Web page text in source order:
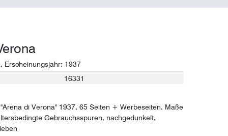
, Erscheinungsjahr: 1937
16331
di Verona" 1937, 65 Seiten + Werbeseiten, Maße
Gebrauchsspuren, nachgedunkelt,